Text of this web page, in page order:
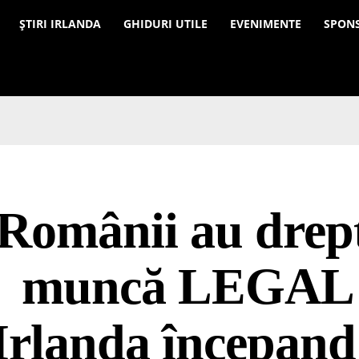
ȘTIRI IRLANDA GHIDURI UTILE EVENIMENTE
au
muncă